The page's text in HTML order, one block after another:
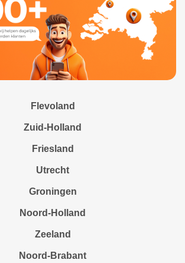
Flevoland
Zuid-Holland
Friesland
Utrecht
Groningen
Noord-Holland
Zeeland
Noord-Brabant